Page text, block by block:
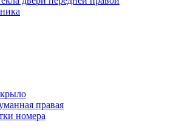
правая
номера